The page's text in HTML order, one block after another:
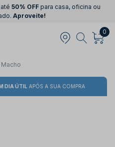
50% OFFpara casa, oficina ou
Aproveite!
0
Macho
DIA ÚTIL APÓS A SUA COMPRA